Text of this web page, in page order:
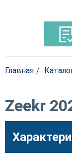
Главная
Zeekr